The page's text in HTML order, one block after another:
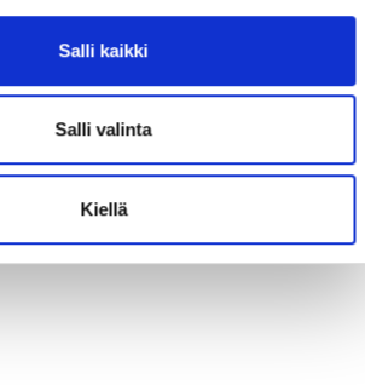
Salli kaikki
Salli valinta
Kiellä